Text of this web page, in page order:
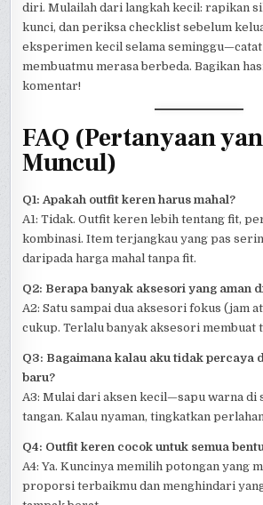
diri. Mulailah dari langkah kecil: rapikan
kunci, dan periksa checklist sebelum
eksperimen kecil selama seminggu—catat
membuatmu merasa berbeda. Bagikan
komentar!
FAQ (Pertanyaan
Muncul)
Q1: Apakah outfit keren harus mahal?
A1: Tidak. Outfit keren lebih tentang fit,
kombinasi. Item terjangkau yang pas
daripada harga mahal tanpa fit.
Q2: Berapa banyak aksesori yang aman
A2: Satu sampai dua aksesori fokus (jam
cukup. Terlalu banyak aksesori membuat
Q3: Bagaimana kalau aku tidak percaya
baru?
A3: Mulai dari aksen kecil—sapu warna di
tangan. Kalau nyaman, tingkatkan
Q4: Outfit keren cocok untuk semua
A4: Ya. Kuncinya memilih potongan yang
proporsi terbaikmu dan menghindari